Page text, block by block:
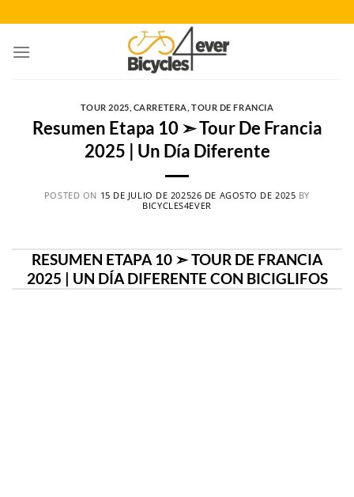
al
contenido
TOUR 2025 CARRETERA TOUR DE FRANCIA
Resumen Etapa 10 ➣ Tour De Francia
2025 | Un Día Diferente
POSTED ON 15 DE JULIO DE 202526 DE AGOSTO DE 2025 BY
BICYCLES4EVER
RESUMEN ETAPA 10 ➣ TOUR DE FRANCIA
2025 | UN DÍA DIFERENTE CON BICIGLIFOS